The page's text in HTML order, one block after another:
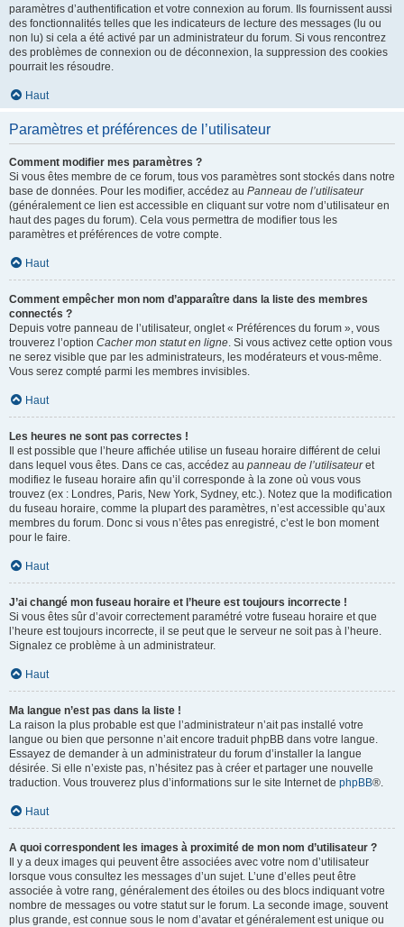
paramètres d’authentification et votre connexion au forum. Ils fournissent aussi
des fonctionnalités telles que les indicateurs de lecture des messages (lu ou
non lu) si cela a été activé par un administrateur du forum. Si vous rencontrez
des problèmes de connexion ou de déconnexion, la suppression des cookies
pourrait les résoudre.
Haut
Paramètres et préférences de l’utilisateur
Comment modifier mes paramètres ?
Si vous êtes membre de ce forum, tous vos paramètres sont stockés dans notre
base de données. Pour les modifier, accédez au Panneau de l’utilisateur
(généralement ce lien est accessible en cliquant sur votre nom d’utilisateur en
haut des pages du forum). Cela vous permettra de modifier tous les
paramètres et préférences de votre compte.
Haut
Comment empêcher mon nom d’apparaître dans la liste des membres
connectés ?
Depuis votre panneau de l’utilisateur, onglet « Préférences du forum », vous
trouverez l’option Cacher mon statut en ligne. Si vous activez cette option vous
ne serez visible que par les administrateurs, les modérateurs et vous-même.
Vous serez compté parmi les membres invisibles.
Haut
Les heures ne sont pas correctes !
Il est possible que l’heure affichée utilise un fuseau horaire différent de celui
dans lequel vous êtes. Dans ce cas, accédez au panneau de l’utilisateuret
modifiez le fuseau horaire afin qu’il corresponde à la zone où vous vous
trouvez (ex : Londres, Paris, New York, Sydney, etc.). Notez que la modification
du fuseau horaire, comme la plupart des paramètres, n’est accessible qu’aux
membres du forum. Donc si vous n’êtes pas enregistré, c’est le bon moment
pour le faire.
Haut
J’ai changé mon fuseau horaire et l’heure est toujours incorrecte !
Si vous êtes sûr d’avoir correctement paramétré votre fuseau horaire et que
l’heure est toujours incorrecte, il se peut que le serveur ne soit pas à l’heure.
Signalez ce problème à un administrateur.
Haut
Ma langue n’est pas dans la liste !
La raison la plus probable est que l’administrateur n’ait pas installé votre
langue ou bien que personne n’ait encore traduit phpBB dans votre langue.
Essayez de demander à un administrateur du forum d’installer la langue
désirée. Si elle n’existe pas, n’hésitez pas à créer et partager une nouvelle
traduction. Vous trouverez plus d’informations sur le site Internet de phpBB®.
Haut
A quoi correspondent les images à proximité de mon nom d’utilisateur ?
Il y a deux images qui peuvent être associées avec votre nom d’utilisateur
lorsque vous consultez les messages d’un sujet. L’une d’elles peut être
associée à votre rang, généralement des étoiles ou des blocs indiquant votre
nombre de messages ou votre statut sur le forum. La seconde image, souvent
plus grande, est connue sous le nom d’avatar et généralement est unique ou